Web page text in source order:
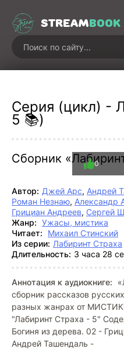
STREAMBOOK
Серия (цикл) -
5 📚)
Сборник 0
Автор: Джей Арс, Андрей
Роман Незнаю, Александр
Грициан Андреев, Сергей
Жанр: Ужасы, мистика
Читает:
Михаил Стинский
Из серии: Лабиринт Страха
Длительность: 3 часа 28
Аннотация к аудиокниге:
сборник рассказов
разных жанрах от
"Лабиринт Страха - 5"
Богиня из дерева. 02 -
Андрей Ташендаль -